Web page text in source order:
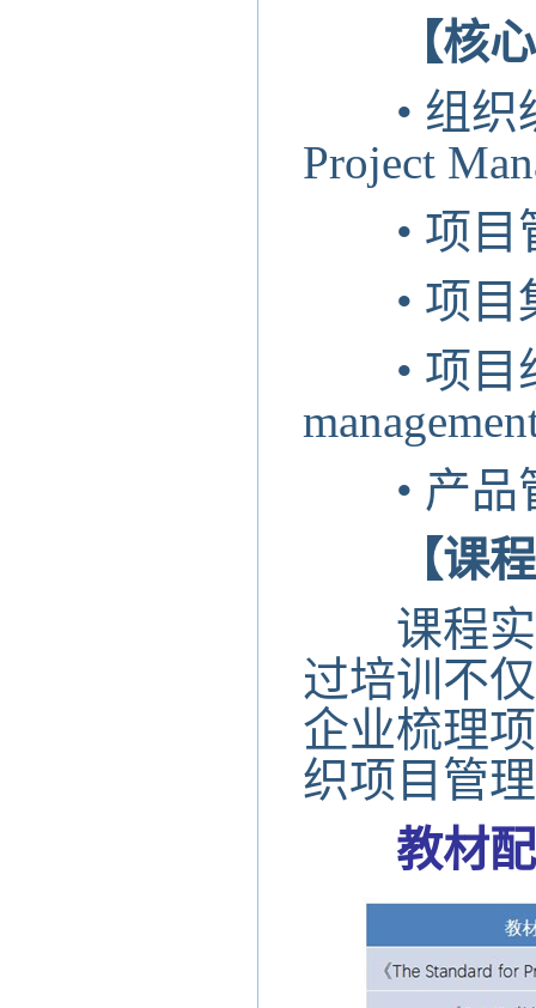
【核心
• 组织
Project
• 项目
• 项目
• 项目
• 产品
【课
课程实
过培训不
企业梳理
织项目管
教材配